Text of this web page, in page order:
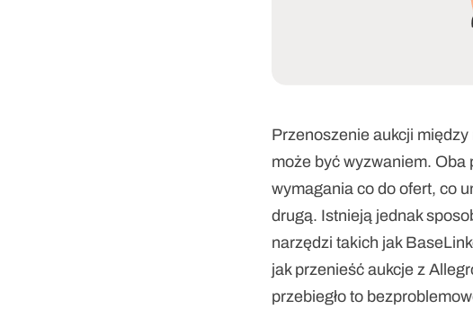
Przenoszenie aukcji
może być wyzwaniem. Oba
wymagania co do ofert, co
drugą. Istnieją jednak
narzędzi takich jak
jak przenieść aukcje z
przebiegło to